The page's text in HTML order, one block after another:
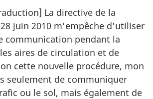
La directive de la
juin 2010 m’empêche d’utiliser
communication pendant la
aires de circulation et de
cette nouvelle procédure, mon
seulement de communiquer
ou le sol, mais également de